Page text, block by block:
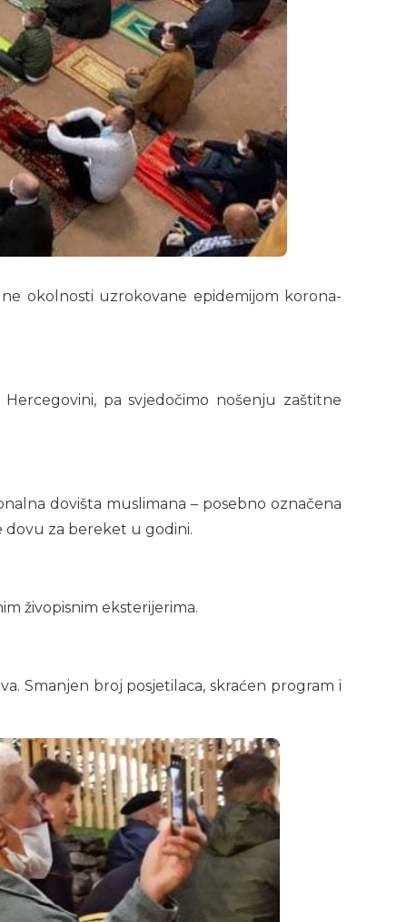
okolnosti uzrokovane epidemijom korona-
pa svjedočimo nošenju zaštitne
dovišta muslimana – posebno označena
dovu za bereket u godini.
živopisnim eksterijerima.
Smanjen broj posjetilaca, skraćen program i